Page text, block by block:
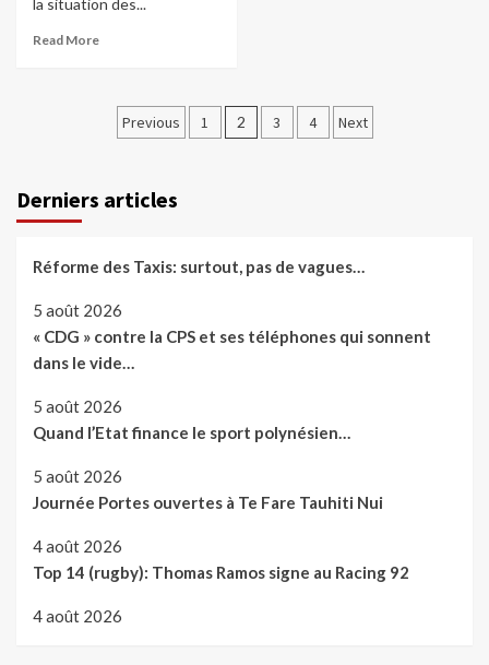
la situation des...
Read More
Pagination
publications
Previous 1 2 3 4 Next
Derniers articles
Réforme des Taxis: surtout, pas de vagues…
5 août 2026
« CDG » contre la CPS et ses téléphones qui sonnent
dans le vide…
5 août 2026
Quand l’Etat finance le sport polynésien…
5 août 2026
Journée Portes ouvertes à Te Fare Tauhiti Nui
4 août 2026
Top 14 (rugby): Thomas Ramos signe au Racing 92
4 août 2026